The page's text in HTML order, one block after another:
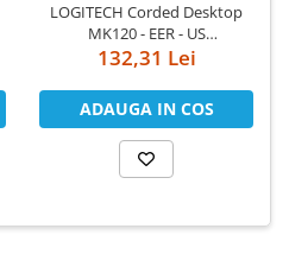
LOGITECH Corded Desktop
MK120 - EER - US
International layout
132,31 Lei
ADAUGA IN COS